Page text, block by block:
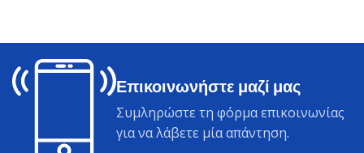
Επικοινωνήστε μαζί μας
Συμληρώστε τη φόρμα επικοινωνίας
για να λάβετε μία απάντηση.